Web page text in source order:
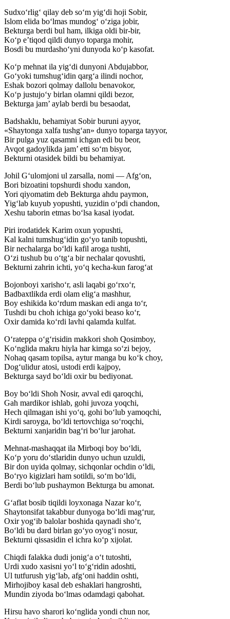
Sudxo‘rlig‘ qilay deb so‘m yig‘di hoji Sobir,
Islom elida bo‘lmas mundog‘ o‘ziga jobir,
Bekturga berdi bul ham, ilkiga oldi bir-bir,
Ko‘p e’tiqod qildi dunyo toparga mohir,
Bosdi bu murdasho‘yni dunyoda ko‘p kasofat.
Ko‘p mehnat ila yig‘di dunyoni Abdujabbor,
Go‘yoki tumshug‘idin qarg‘a ilindi nochor,
Eshak bozori qolmay dallolu benavokor,
Ko‘p justujo‘y birlan olamni qildi bezor,
Bekturga jam’ aylab berdi bu besaodat,
Badshaklu, behamiyat Sobir buruni ayyor,
«Shaytonga xalfa tushg‘an» dunyo toparga tayyor,
Bir pulga yuz qasamni ichgan edi bu beor,
Avqot gadoylikda jam’ etti so‘m bisyor,
Bekturni otasidek bildi bu behamiyat.
Johil G‘ulomjoni ul zarsalla, nomi — Afg‘on,
Bori bizoatini topshurdi shodu xandon,
Yori qiyomatim deb Bekturga ahdu paymon,
Yig‘lab kuyub yopushti, yuzidin o‘pdi chandon,
Xeshu taborin etmas bo‘lsa kasal iyodat.
Piri irodatidek Karim oxun yopushti,
Kal kalni tumshug‘idin go‘yo tanib topushti,
Bir nechalarga bo‘ldi kafil aroga tushti,
O‘zi tushub bu o‘tg‘a bir nechalar qovushti,
Bekturni zahrin ichti, yo‘q kecha-kun farog‘at
Bojonboyi xarisho‘r, asli laqabi go‘rxo‘r,
Badbaxtlikda erdi olam elig‘a mashhur,
Boy eshikida ko‘rdum maskan edi anga to‘r,
Tushdi bu choh ichiga go‘yoki beaso ko‘r,
Oxir damida ko‘rdi lavhi qalamda kulfat.
O‘rateppa o‘g‘risidin makkori shoh Qosimboy,
Ko‘nglida makru hiyla har kimga so‘zi bejoy,
Nohaq qasam topilsa, aytur manga bu ko‘k choy,
Dog‘ulidur atosi, ustodi erdi kajpoy,
Bekturga sayd bo‘ldi oxir bu bediyonat.
Boy bo‘ldi Shoh Nosir, avval edi qaroqchi,
Gah mardikor ishlab, gohi juvoza yoqchi,
Hech qilmagan ishi yo‘q, gohi bo‘lub yamoqchi,
Kirdi saroyga, bo‘ldi tertovchiga so‘roqchi,
Bekturni xanjaridin bag‘ri bo‘lur jarohat.
Mehnat-mashaqqat ila Mirboqi boy bo‘ldi,
Ko‘p yoru do‘stlaridin dunyo uchun uzuldi,
Bir don uyida qolmay, sichqonlar ochdin o‘ldi,
Bo‘ryo kigizlari ham sotildi, so‘m bo‘ldi,
Berdi bo‘lub pushaymon Bekturga bu amonat.
G‘aflat bosib tiqildi loyxonaga Nazar ko‘r,
Shaytonsifat takabbur dunyoga bo‘ldi mag‘rur,
Oxir yog‘ib balolar boshida qaynadi sho‘r,
Bo‘ldi bu dard birlan go‘yo oyog‘i nosur,
Bekturni qissasidin el ichra ko‘p xijolat.
Chiqdi falakka dudi jonig‘a o‘t tutoshti,
Urdi xudo xasisni yo‘l to‘g‘ridin adoshti,
Ul tutfurush yig‘lab, afg‘oni haddin oshti,
Mirhojiboy kasal deb eshaklari hangroshti,
Mundin ziyoda bo‘lmas odamdagi qabohat.
Hirsu havo sharori ko‘nglida yondi chun nor,